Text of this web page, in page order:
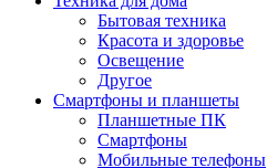
Бытовая техника
Красота и здоровье
Освещение
Другое
Смартфоны и планшеты
Планшетные ПК
Смартфоны
Мобильные телефоны